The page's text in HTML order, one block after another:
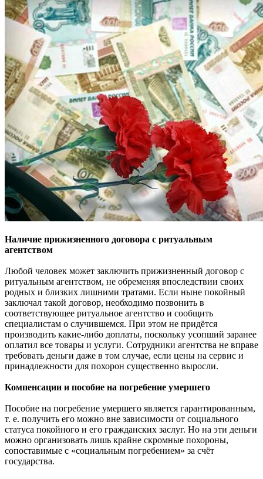
Наличие прижизненного договора с ритуальным
агентством
Любой человек может заключить прижизненный договор с
ритуальным агентством, не обременяя впоследствии своих
родных и близких лишними тратами. Если ныне покойный
заключал такой договор, необходимо позвонить в
соответствующее ритуальное агентство и сообщить
специалистам о случившемся. При этом не придëтся
производить какие-либо доплаты, поскольку усопший заранее
оплатил все товары и услуги. Сотрудники агентства не вправе
требовать деньги даже в том случае, если цены на сервис и
принадлежности для похорон существенно выросли.
Компенсации и пособие на погребение умершего
Пособие на погребение умершего является гарантированным,
т. е. получить его можно вне зависимости от социального
статуса покойного и его гражданских заслуг. Но на эти деньги
можно организовать лишь крайне скромные похороны,
сопоставимые с «социальным погребением» за счëт
государства.